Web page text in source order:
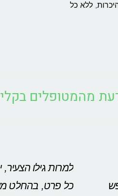
ולהגיע לפגישת היכרות, ללא כל
מהמטופלים
למרות גילו
כל פרט, בהחלט